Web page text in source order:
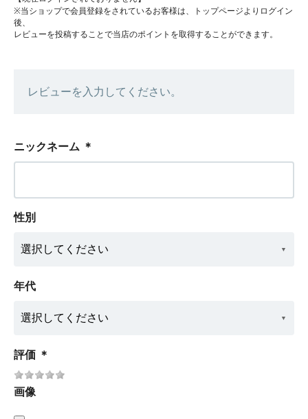
※当ショップで会員登録をされているお客様は、トップページよりログイン
後、
レビューを投稿することで当店のポイントを取得することができます。
レビューを入力してください。
ニックネーム ＊
性別
年代
評価 ＊
画像